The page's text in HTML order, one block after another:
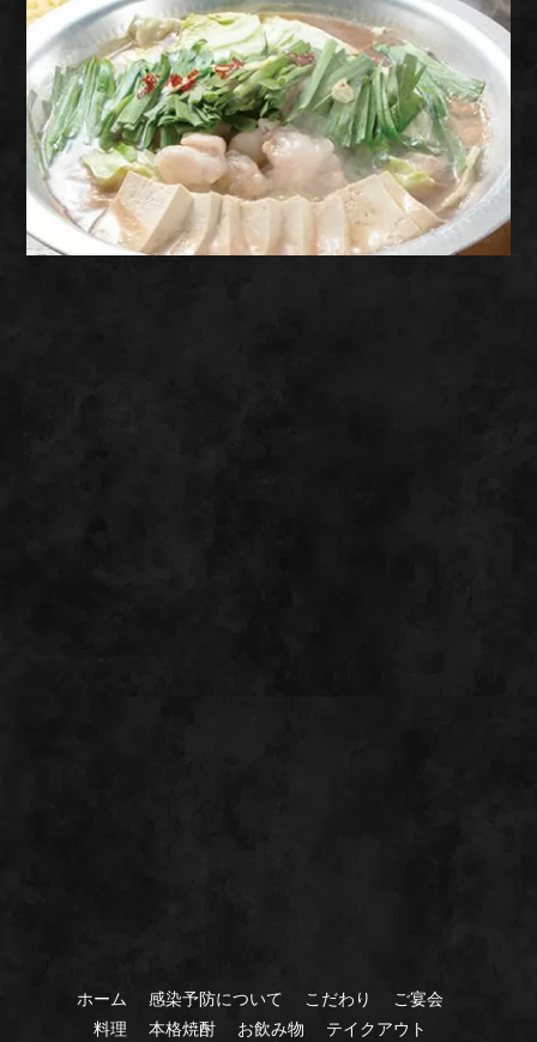
ホーム 感染予防について こだわり
ご宴会
料理
本格焼酎 お飲み物 テイクアウト